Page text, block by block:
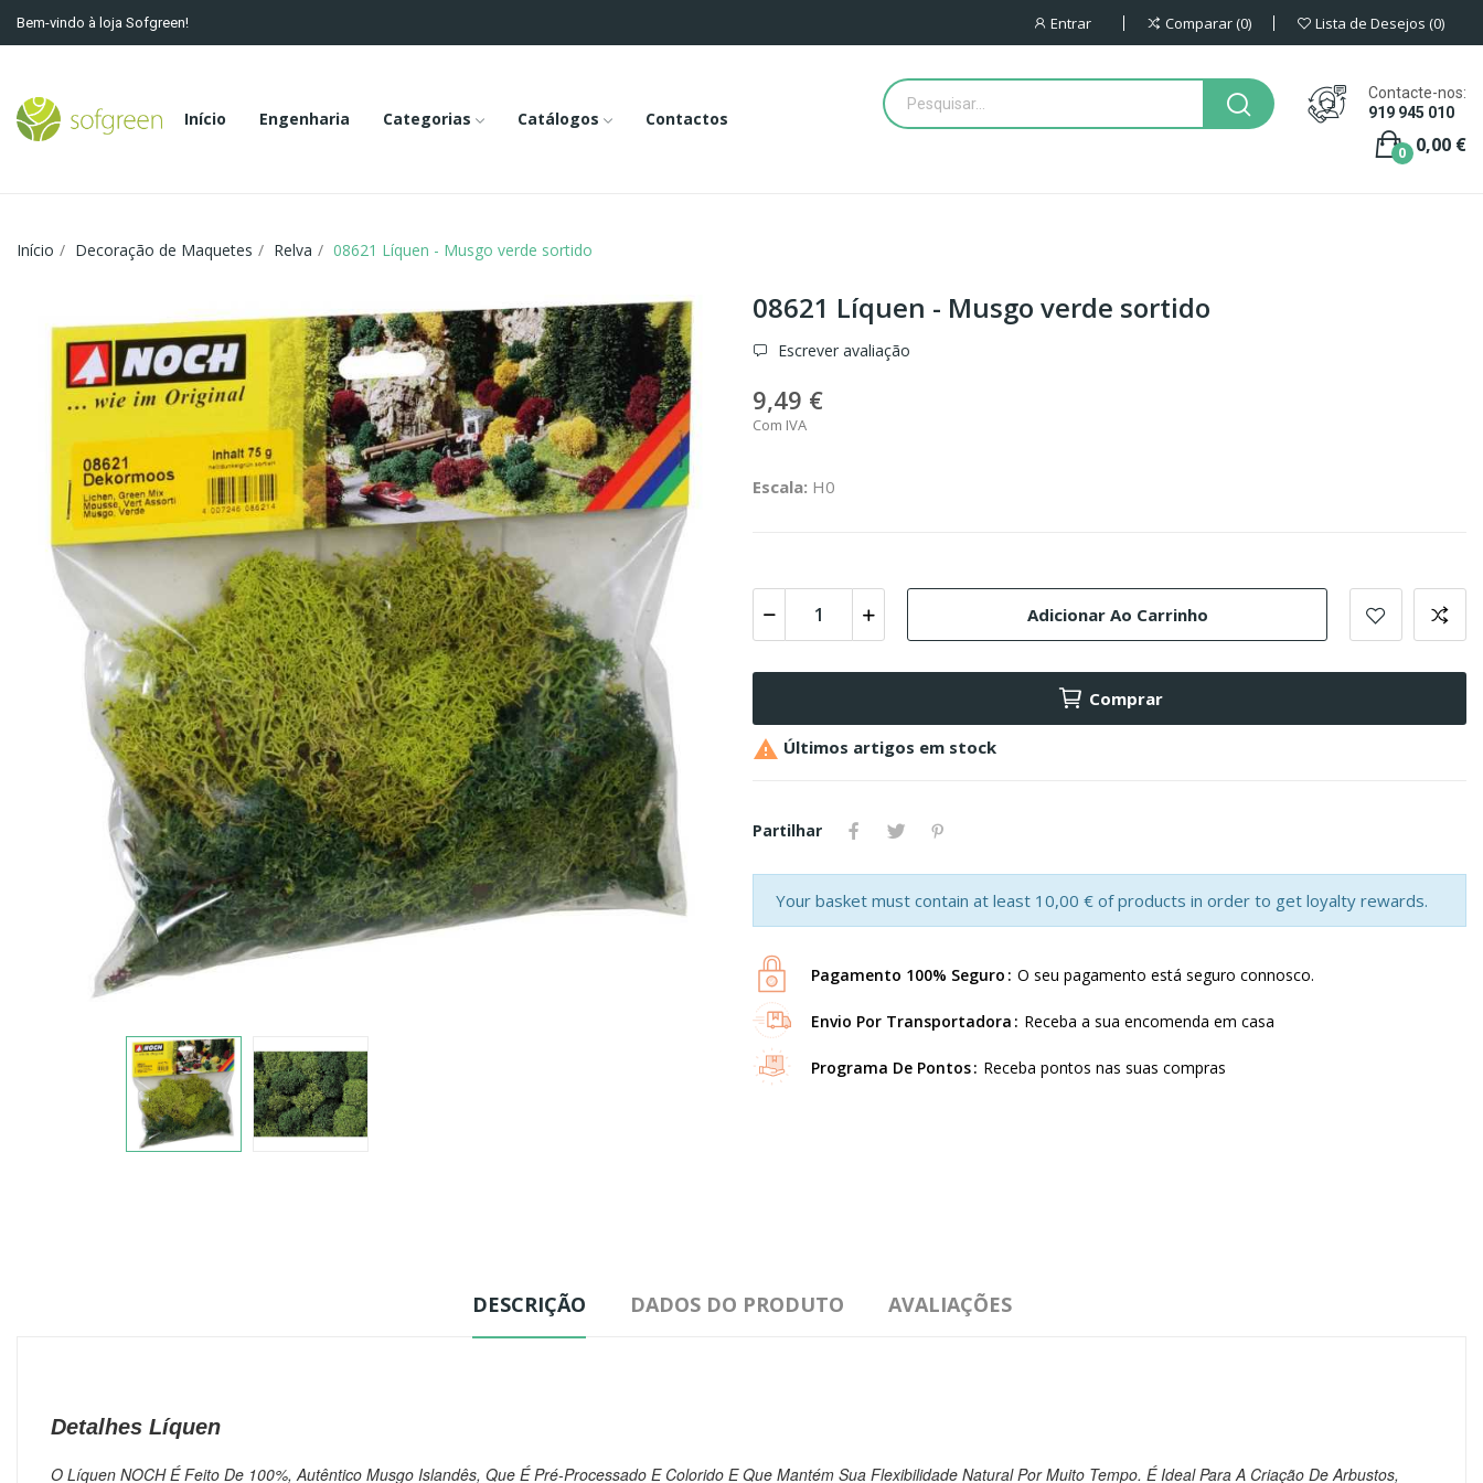
Bem-vindo à loja Sofgreen! Entrar Comparar 0 Lista de Desejos 0
Início Engenharia Categorias Catálogos Contactos
Contacte-nos:
919 945 010
0,00 €
0
Início Decoração de Maquetes Relva 08621 Líquen - Musgo verde sortido
08621 Líquen - Musgo verde sortido
Escrever avaliação
9,49 €
Com IVA
Escala: H0
Adicionar Ao Carrinho
Comprar
 Últimos artigos em stock
Partilhar
Your basket must contain at least 10,00 € of products in order to get loyalty rewards.
Pagamento 100% Seguro O seu pagamento está seguro connosco.
Envio Por Transportadora Receba a sua encomenda em casa
Programa De Pontos Receba pontos nas suas compras
DESCRIÇÃO DADOS DO PRODUTO AVALIAÇÕES
Detalhes Líquen
O Líquen NOCH É Feito De 100%, Autêntico Musgo Islandês, Que É Pré-Processado E Colorido E Que Mantém Sua Flexibilidade Natural Por Muito Tempo. É Ideal Para A Criação De Arbustos,